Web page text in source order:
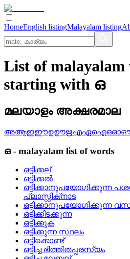
HomeEnglish listingMalayalam listing
List of malayalam
starting with ഒ
മലയാളം അക്ഷരമാല
അആഇഈഉഊഋഎഏഐഒഓ
ഒ- malayalam list of words
ഒട്ടിക്കല്
ഒട്ടിക്കല്‍
ഒട്ടിക്കാനുപയോഗിക്കുന്ന
പ്ലാസ്റ്റിക്‌നാട
ഒട്ടിക്കാനുപയോഗിക്കുന്ന
ഒട്ടിക്കിടക്കുന്ന
ഒട്ടിക്കുക
ഒട്ടിക്കുന്ന സ്ഥലം
ഒട്ടിക്കൊണ്ട്
ഒട്ടിച്ച ഭിത്തിതപ്പരസ്യം